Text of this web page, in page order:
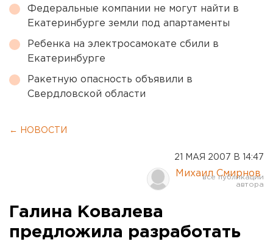
Федеральные компании не могут найти в
Екатеринбурге земли под апартаменты
Ребенка на электросамокате сбили в
Екатеринбурге
Ракетную опасность объявили в
Свердловской области
← НОВОСТИ
21 МАЯ 2007 В 14:47
Михаил Смирнов
Галина Ковалева
предложила разработать